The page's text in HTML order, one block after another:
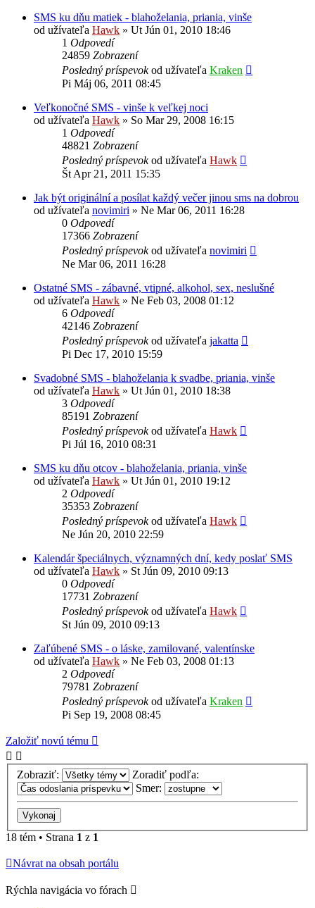
SMS ku dňu matiek - blahoželania, priania, vinše
od užívateľa Hawk » Ut Jún 01, 2010 18:46
1 Odpovedí
24859 Zobrazení
Posledný príspevokod užívateľa Kraken
Pi Máj 06, 2011 08:45
Veľkonočné SMS - vinše k veľkej noci
od užívateľa Hawk » So Mar 29, 2008 16:15
1 Odpovedí
48821 Zobrazení
Posledný príspevokod užívateľa Hawk
Št Apr 21, 2011 15:35
Jak být originální a posílat každý večer jinou sms na dobrou
od užívateľa novimiri » Ne Mar 06, 2011 16:28
0 Odpovedí
17366 Zobrazení
Posledný príspevokod užívateľa novimiri
Ne Mar 06, 2011 16:28
Ostatné SMS - zábavné, vtipné, alkohol, sex, neslušné
od užívateľa Hawk » Ne Feb 03, 2008 01:12
6 Odpovedí
42146 Zobrazení
Posledný príspevokod užívateľa jakatta
Pi Dec 17, 2010 15:59
Svadobné SMS - blahoželania k svadbe, priania, vinše
od užívateľa Hawk » Ut Jún 01, 2010 18:38
3 Odpovedí
85191 Zobrazení
Posledný príspevokod užívateľa Hawk
Pi Júl 16, 2010 08:31
SMS ku dňu otcov - blahoželania, priania, vinše
od užívateľa Hawk » Ut Jún 01, 2010 19:12
2 Odpovedí
35353 Zobrazení
Posledný príspevokod užívateľa Hawk
Ne Jún 20, 2010 22:59
Kalendár špeciálnych, významných dní, kedy poslať SMS
od užívateľa Hawk » St Jún 09, 2010 09:13
0 Odpovedí
17731 Zobrazení
Posledný príspevokod užívateľa Hawk
St Jún 09, 2010 09:13
Zaľúbené SMS - o láske, zamilované, valentínske
od užívateľa Hawk » Ne Feb 03, 2008 01:13
2 Odpovedí
79781 Zobrazení
Posledný príspevokod užívateľa Kraken
Pi Sep 19, 2008 08:45
Založiť novú tému
Zobraziť:
Zoradiť podľa:
Smer:
18 tém • Strana 1 z 1
Návrat na obsah portálu
Rýchla navigácia vo fórach